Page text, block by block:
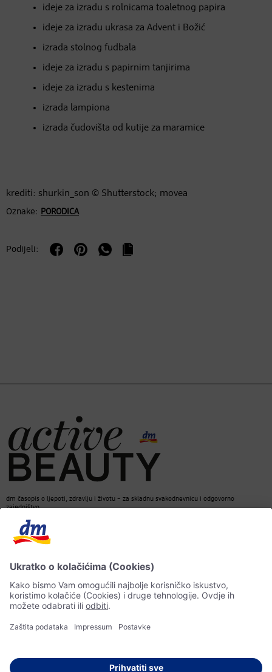
ideje za izradu s rolnicama toaletnog papira
ideje za izradu ukrasa za Advent i Božić
izrada stolnog fudbala
ideje za izradu s papirnim tanjirima
ideje za izradu s kestenima
izrada lampiona
izrada čudovišta od kutije za maramice
krediti: shurkin_son © Shutterstock; movea
Oznake: PORODICA
Podijeli:
dm časopis o ljepoti, zdravlju i životu – za skladnu svakodnevnicu i odgovorno
zajedništvo.